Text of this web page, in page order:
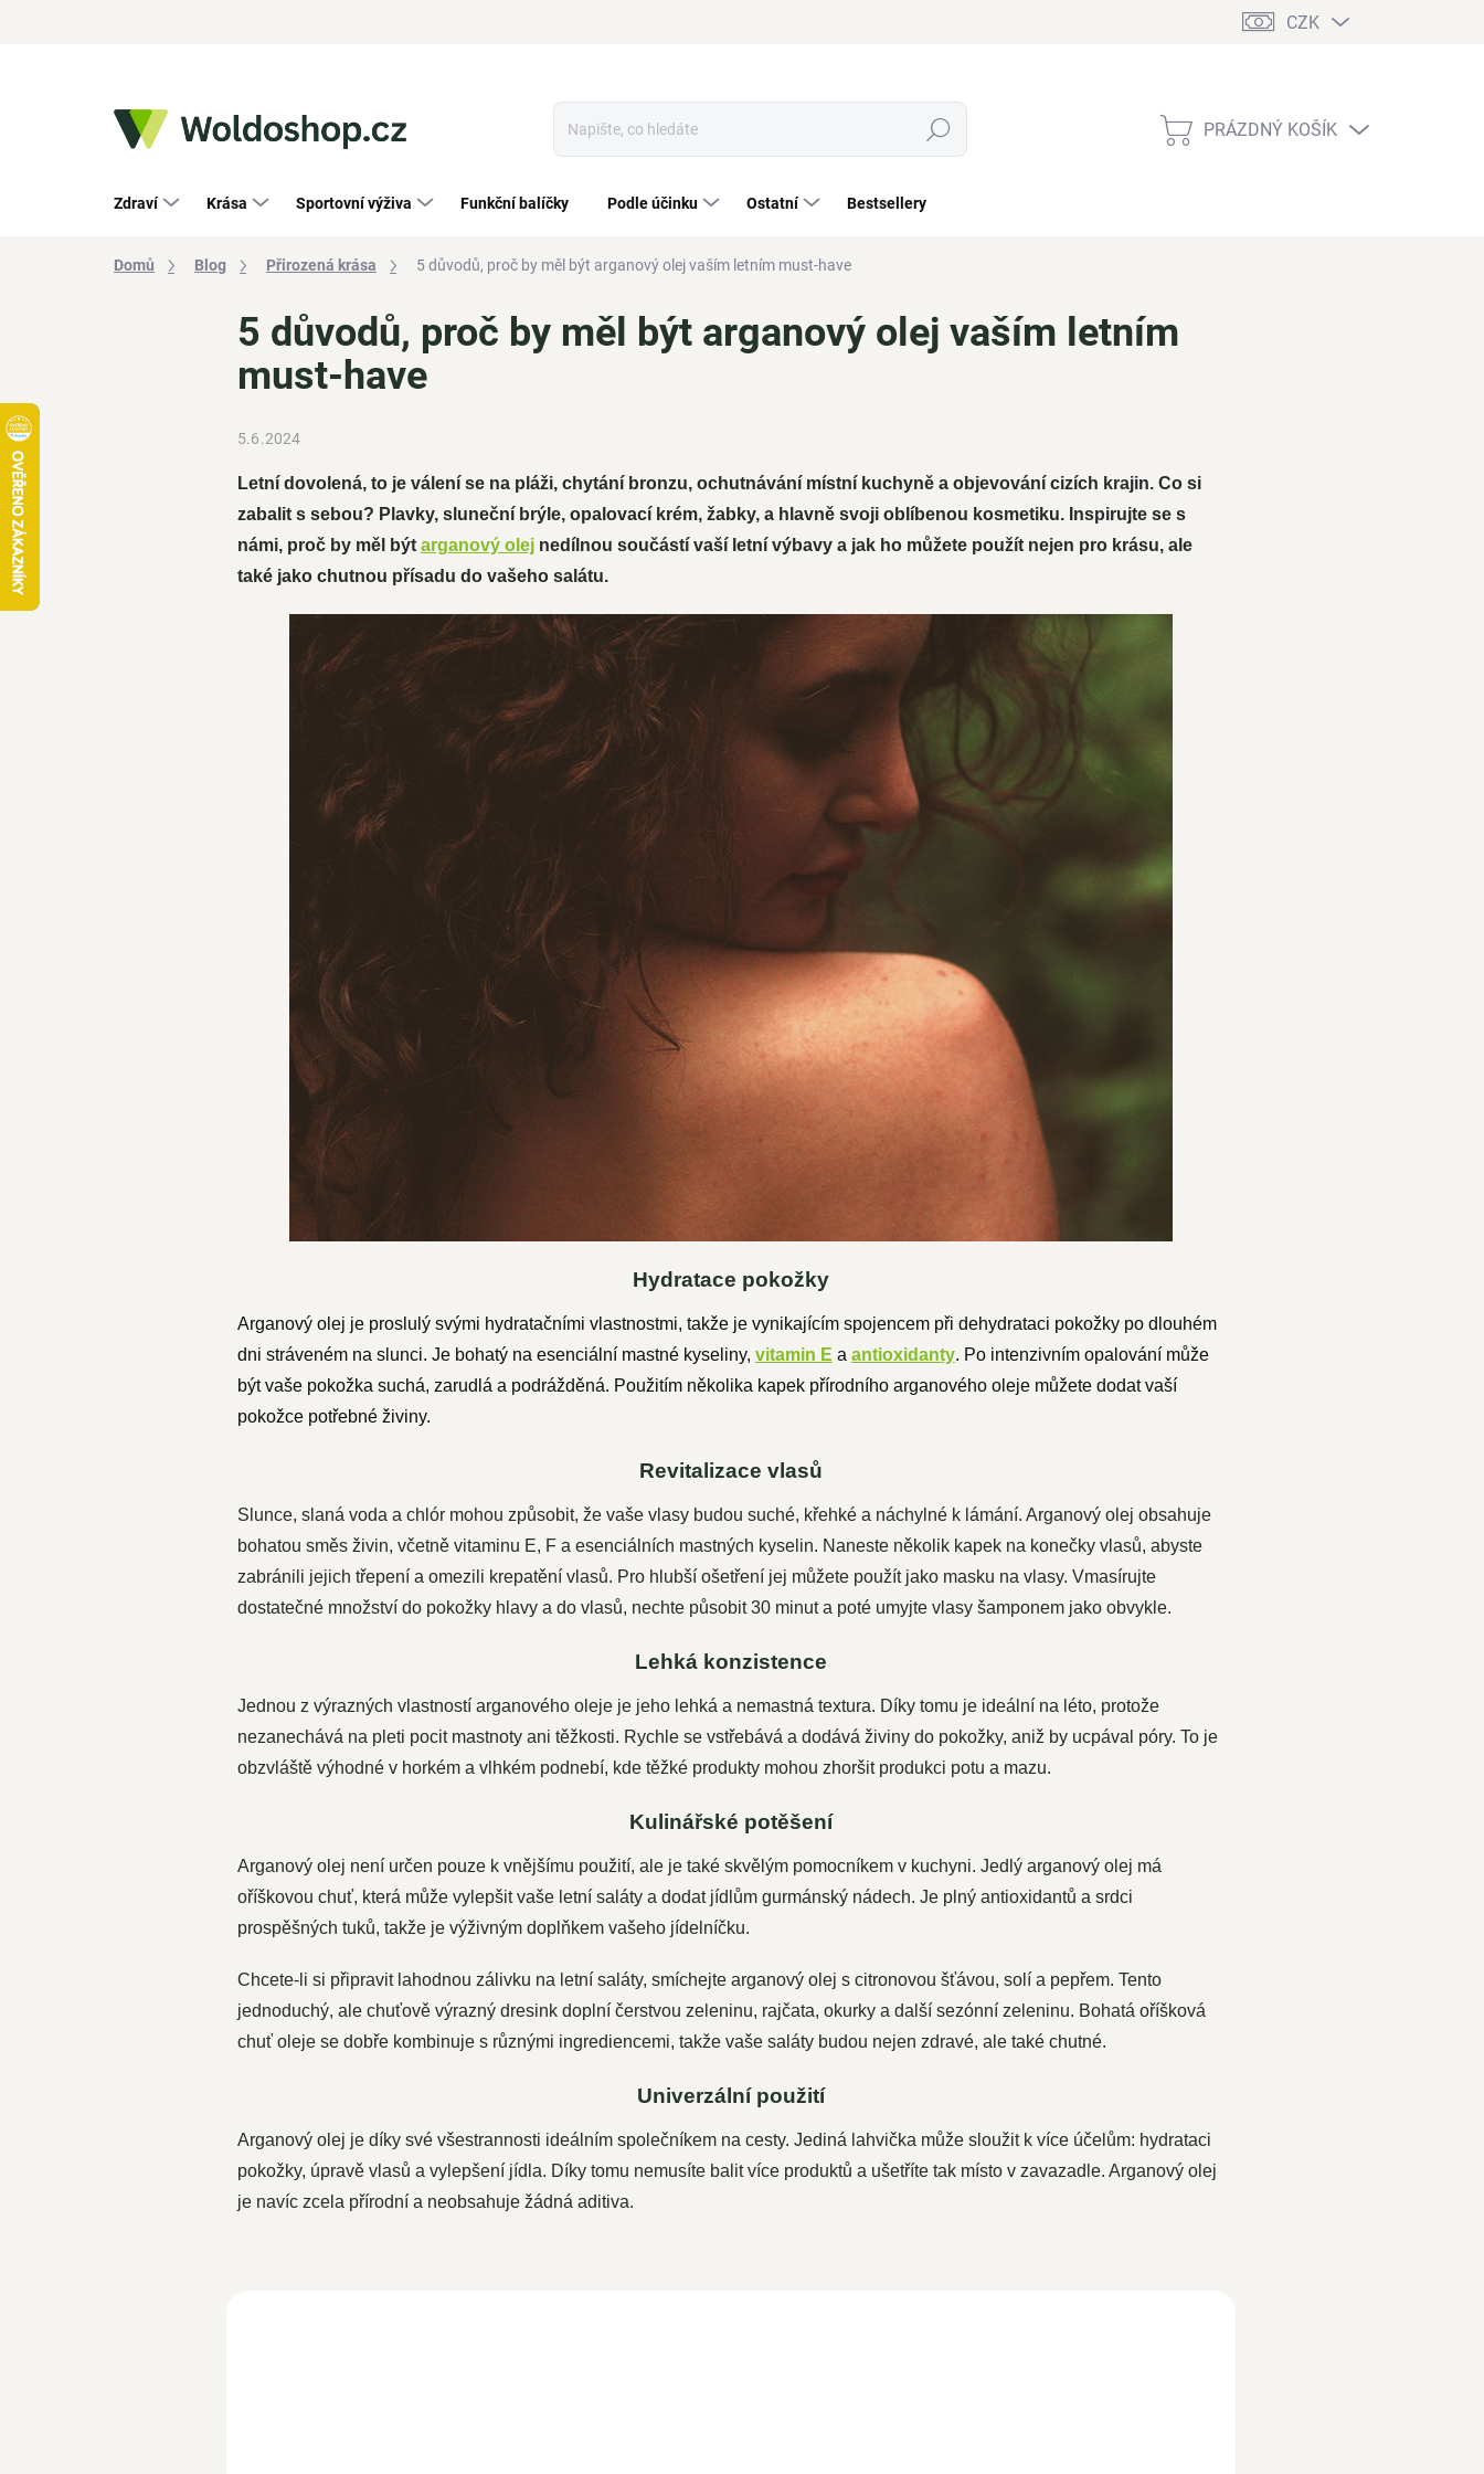
CZK
Hledat
NÁKUPNÍ
PRÁZDNÝ KOŠÍK
Zdraví Krása Sportovní výživa Funkční balíčky Podle účinku Ostatní Bestsellery
Domů Blog Přirozená krása 5 důvodů, proč by měl být arganový olej vaším letním must-have
5 důvodů, proč by měl být arganový olej vaším letním
must-have
5.6.2024
Letní dovolená, to je válení se na pláži, chytání bronzu, ochutnávání místní kuchyně a objevování cizích krajin. Co si
zabalit s sebou? Plavky, sluneční brýle, opalovací krém, žabky, a hlavně svoji oblíbenou kosmetiku. Inspirujte se s
námi, proč by měl být arganový olejnedílnou součástí vaší letní výbavy a jak ho můžete použít nejen pro krásu, ale
také jako chutnou přísadu do vašeho salátu.
Hydratace pokožky
Arganový olej je proslulý svými hydratačními vlastnostmi, takže je vynikajícím spojencem při dehydrataci pokožky po dlouhém
dni stráveném na slunci. Je bohatý na esenciální mastné kyseliny, vitamin E a antioxidanty. Po intenzivním opalování může
být vaše pokožka suchá, zarudlá a podrážděná. Použitím několika kapek přírodního arganového oleje můžete dodat vaší
pokožce potřebné živiny.
Revitalizace vlasů
Slunce, slaná voda a chlór mohou způsobit, že vaše vlasy budou suché, křehké a náchylné k lámání. Arganový olej obsahuje
bohatou směs živin, včetně vitaminu E, F a esenciálních mastných kyselin. Naneste několik kapek na konečky vlasů, abyste
zabránili jejich třepení a omezili krepatění vlasů. Pro hlubší ošetření jej můžete použít jako masku na vlasy. Vmasírujte
dostatečné množství do pokožky hlavy a do vlasů, nechte působit 30 minut a poté umyjte vlasy šamponem jako obvykle.
Lehká konzistence
Jednou z výrazných vlastností arganového oleje je jeho lehká a nemastná textura. Díky tomu je ideální na léto, protože
nezanechává na pleti pocit mastnoty ani těžkosti. Rychle se vstřebává a dodává živiny do pokožky, aniž by ucpával póry. To je
obzvláště výhodné v horkém a vlhkém podnebí, kde těžké produkty mohou zhoršit produkci potu a mazu.
Kulinářské potěšení
Arganový olej není určen pouze k vnějšímu použití, ale je také skvělým pomocníkem v kuchyni. Jedlý arganový olej má
oříškovou chuť, která může vylepšit vaše letní saláty a dodat jídlům gurmánský nádech. Je plný antioxidantů a srdci
prospěšných tuků, takže je výživným doplňkem vašeho jídelníčku.
Chcete-li si připravit lahodnou zálivku na letní saláty, smíchejte arganový olej s citronovou šťávou, solí a pepřem. Tento
jednoduchý, ale chuťově výrazný dresink doplní čerstvou zeleninu, rajčata, okurky a další sezónní zeleninu. Bohatá oříšková
chuť oleje se dobře kombinuje s různými ingrediencemi, takže vaše saláty budou nejen zdravé, ale také chutné.
Univerzální použití
Arganový olej je díky své všestrannosti ideálním společníkem na cesty. Jediná lahvička může sloužit k více účelům: hydrataci
pokožky, úpravě vlasů a vylepšení jídla. Díky tomu nemusíte balit více produktů a ušetříte tak místo v zavazadle. Arganový olej
je navíc zcela přírodní a neobsahuje žádná aditiva.